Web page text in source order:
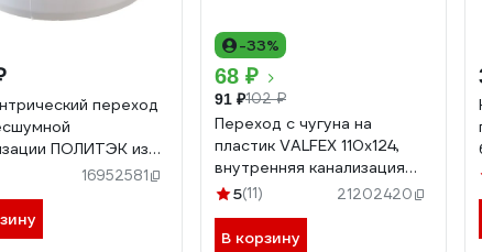
переход
ПОЛИТЭК из
110/5016952581
-33%
68 ₽
91 ₽102 ₽
Переход с чугуна на
пластик VALFEX 110x124,
внутренняя канализация
23124110
5(11) 21202420
В корзину